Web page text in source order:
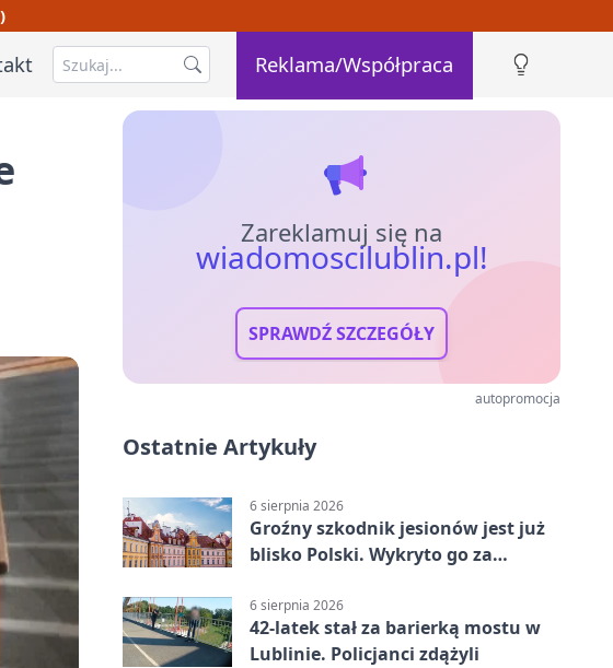
Reklama/Współpraca
Zareklamuj się na
wiadomoscilublin.pl!
SPRAWDŹ SZCZEGÓŁY
autopromocja
Ostatnie Artykuły
6 sierpnia 2026
Groźny szkodnik jesionów jest już
blisko Polski. Wykryto go za
6 sierpnia 2026
42-latek stał za barierką mostu w
Lublinie. Policjanci zdążyli